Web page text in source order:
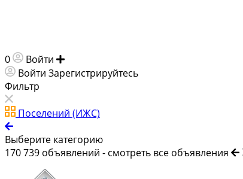
0 Войти
Войти Зарегистрируйтесь
Фильтр
Поселений (ИЖС)
Выберите категорию
170 739 объявлений - смотреть все объявления